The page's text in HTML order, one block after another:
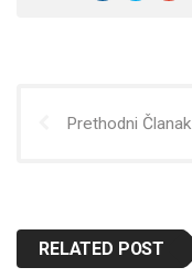
Prethodni Članak
RELATED POST